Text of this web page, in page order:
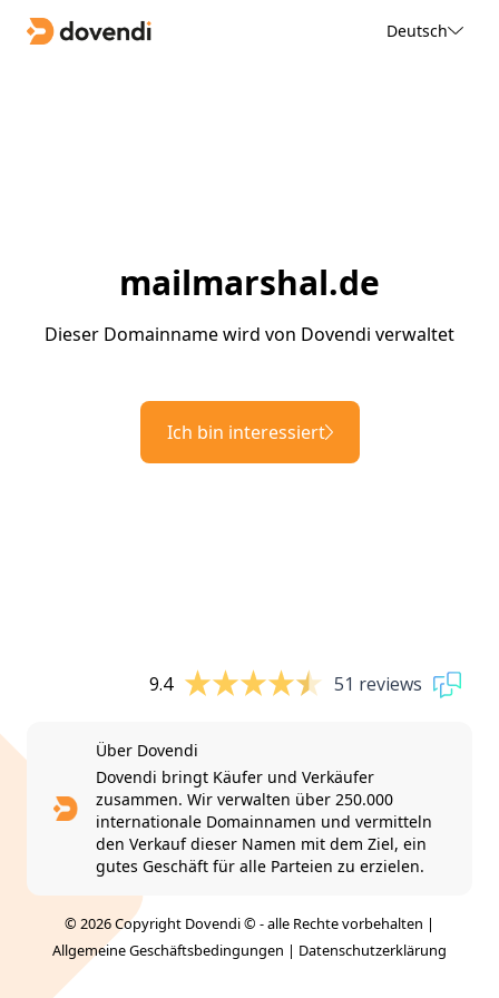
Deutsch
mailmarshal.de
Dieser Domainname wird von Dovendi verwaltet
Ich bin interessiert
9.4 51 reviews
Über Dovendi
Dovendi bringt Käufer und Verkäufer
zusammen. Wir verwalten über 250.000
internationale Domainnamen und vermitteln
den Verkauf dieser Namen mit dem Ziel, ein
gutes Geschäft für alle Parteien zu erzielen.
© 2026 Copyright Dovendi © - alle Rechte vorbehalten |
Allgemeine Geschäftsbedingungen | Datenschutzerklärung